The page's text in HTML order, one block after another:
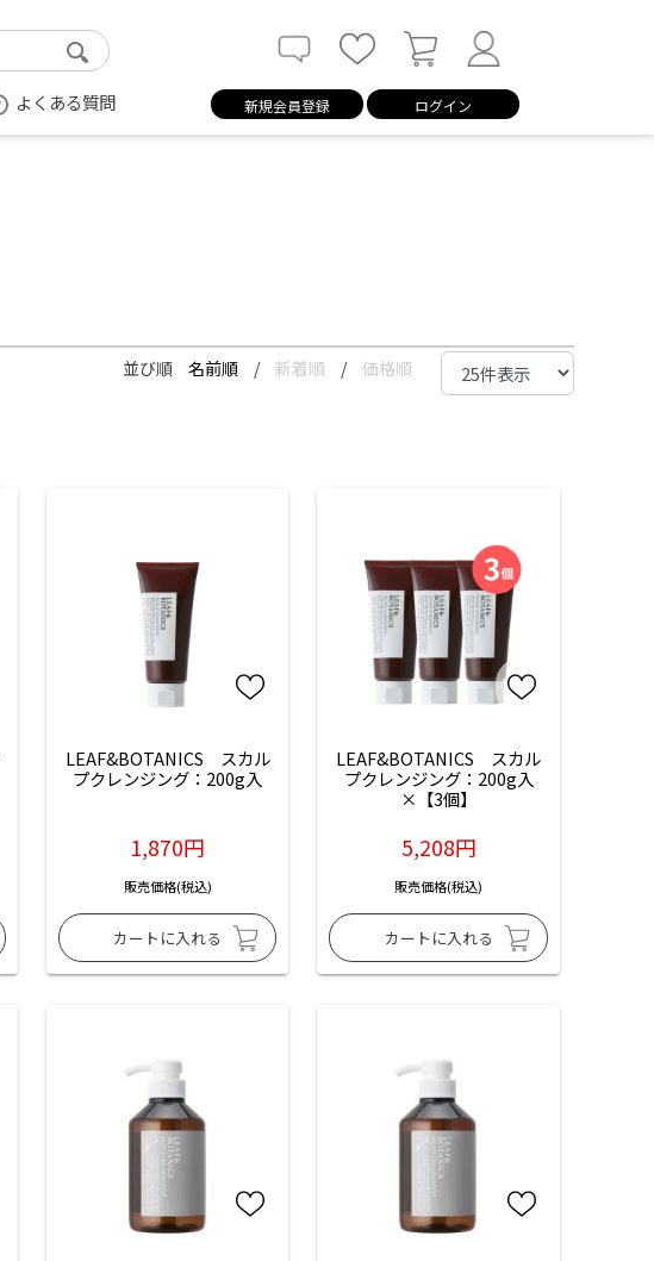
よくある質問 新規会員登録 ログイン
並び順 名前順 / 新着順 / 価格順
LEAF&BOTANICS　スカル
プクレンジング：200g入
1,870円
販売価格(税込)
LEAF&BOTANICS　スカル
プクレンジング：200g入
×【3個】
5,208円
販売価格(税込)